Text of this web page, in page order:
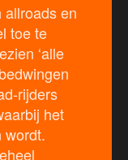
en
toe te
‘alle
rijders
het
wordt.